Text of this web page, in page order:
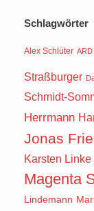
Schlagwörter
Alex Schlüter ARD
Straßburger
Schmidt-
Herrmann
Jonas
Karsten Linke
Magenta
Lindemann